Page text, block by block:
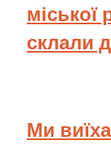
міської
склали
Ми